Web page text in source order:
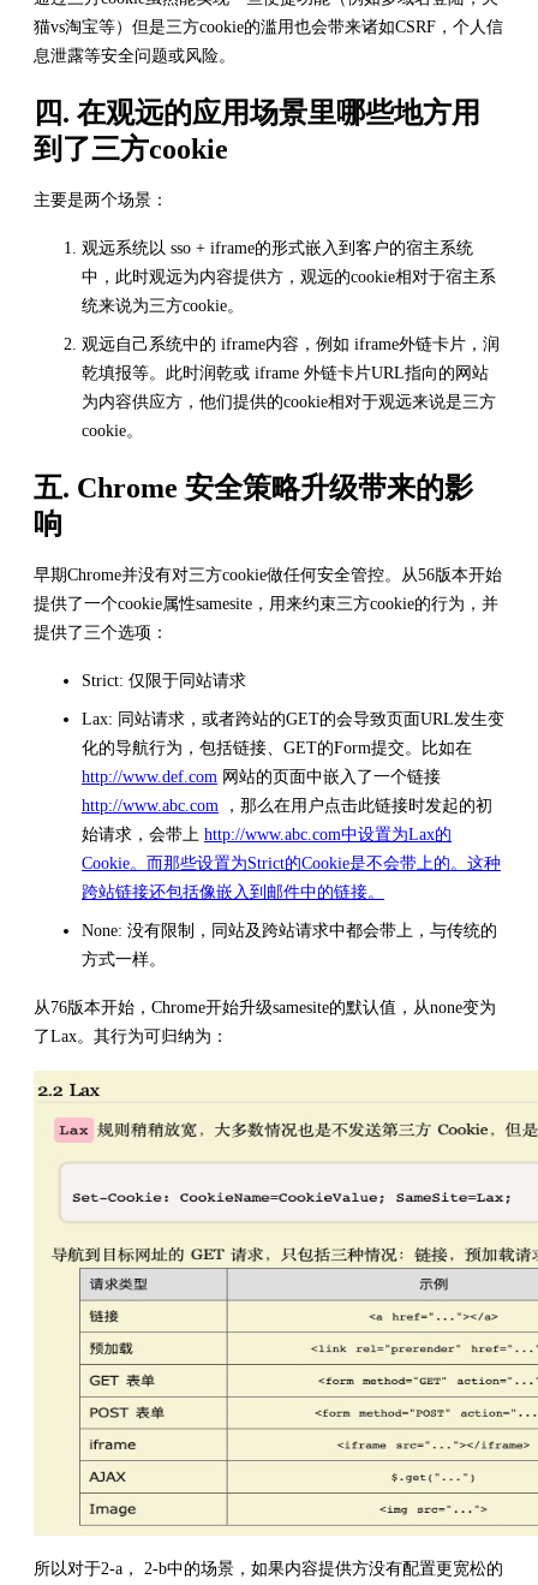
猫vs淘宝等）但是三方cookie的滥用也会带来诸如CSRF，个人信
息泄露等安全问题或风险。
四. 在观远的应用场景里哪些地方用
到了三方cookie
主要是两个场景：
观远系统以 sso + iframe的形式嵌入到客户的宿主系统
中，此时观远为内容提供方，观远的cookie相对于宿主系
统来说为三方cookie。
观远自己系统中的 iframe内容，例如 iframe外链卡片，润
乾填报等。此时润乾或 iframe 外链卡片URL指向的网站
为内容供应方，他们提供的cookie相对于观远来说是三方
cookie。
五. Chrome 安全策略升级带来的影
响
早期Chrome并没有对三方cookie做任何安全管控。从56版本开始
提供了一个cookie属性samesite，用来约束三方cookie的行为，并
提供了三个选项：
Strict: 仅限于同站请求
Lax: 同站请求，或者跨站的GET的会导致页面URL发生变
化的导航行为，包括链接、GET的Form提交。比如在
http://www.def.com 网站的页面中嵌入了一个链接
http://www.abc.com ，那么在用户点击此链接时发起的初
始请求，会带上 http://www.abc.com中设置为Lax的
Cookie。而那些设置为Strict的Cookie是不会带上的。这种
跨站链接还包括像嵌入到邮件中的链接。
None: 没有限制，同站及跨站请求中都会带上，与传统的
方式一样。
从76版本开始，Chrome开始升级samesite的默认值，从none变为
了Lax。其行为可归纳为：
所以对于2-a， 2-b中的场景，如果内容提供方没有配置更宽松的